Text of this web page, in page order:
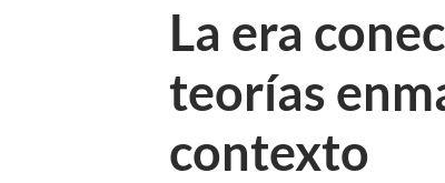
La era
teorías
contexto